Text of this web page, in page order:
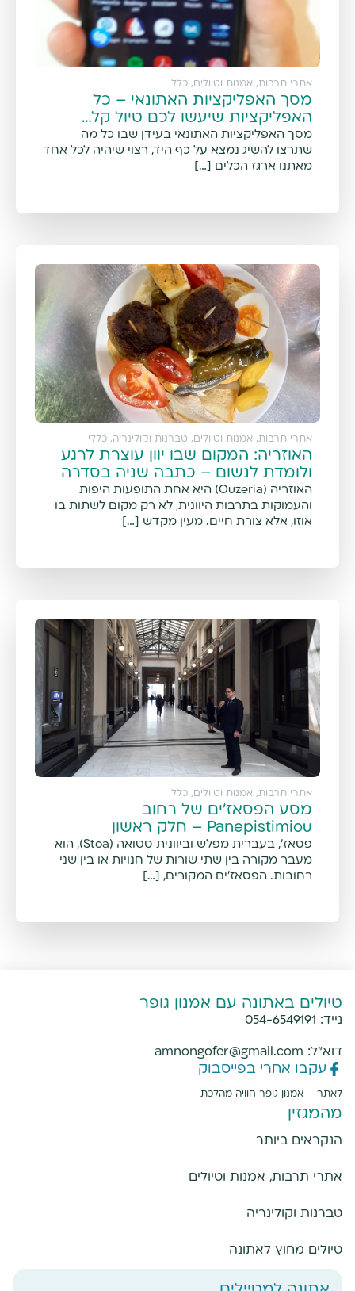
אתרי תרבות, אמנות וטיולים , כללי
מסך האפליקציות האתונאי – כל
האפליקציות שיעשו לכם טיול קל…
מסך האפליקציות האתונאי בעידן שבו כל מה
שתרצו להשיג נמצא על כף היד, רצוי שיהיה לכל אחד
מאתנו ארגז הכלים […]
אתרי תרבות, אמנות וטיולים , טברנות וקולינריה, כללי
האוזריה: המקום שבו יוון עוצרת לרגע
ולומדת לנשום – כתבה שניה בסדרה
האוזריה (Ouzeria) היא אחת התופעות היפות
והעמוקות בתרבות היוונית, לא רק מקום לשתות בו
אוזו, אלא צורת חיים. מעין מקדש […]
אתרי תרבות, אמנות וטיולים , כללי
מסע הפסאז'ים של רחוב
Panepistimiou – חלק ראשון
פסאז', בעברית מפלש וביוונית סטואה (Stoa), הוא
מעבר מקורה בין שתי שורות של חנויות או בין שני
רחובות. הפסאז'ים המקורים, […]
טיולים באתונה עם אמנון גופר
נייד: 054-6549191
דוא"ל: amnongofer@gmail.com
עקבו אחרי בפייסבוק
לאתר – אמנון גופר חוויה מהלכת
מהמגזין
הנקראים ביותר
אתרי תרבות, אמנות וטיולים
טברנות וקולינריה
טיולים מחוץ לאתונה